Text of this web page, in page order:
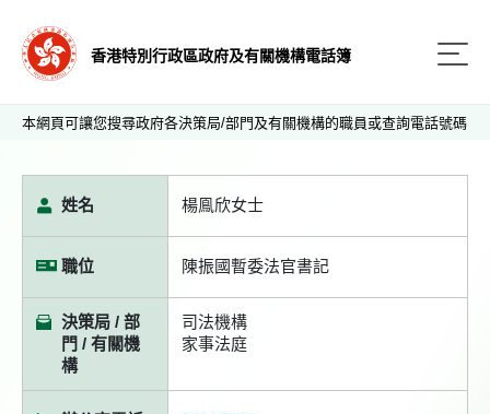
香港特別行政區政府及有關機構電話簿
本網頁可讓您搜尋政府各決策局/部門及有關機構的職員或查詢電話號碼
姓名 楊鳯欣女士
職位 陳振國暫委法官書記
決策局 / 部
門 / 有關機
構
司法機構
家事法庭